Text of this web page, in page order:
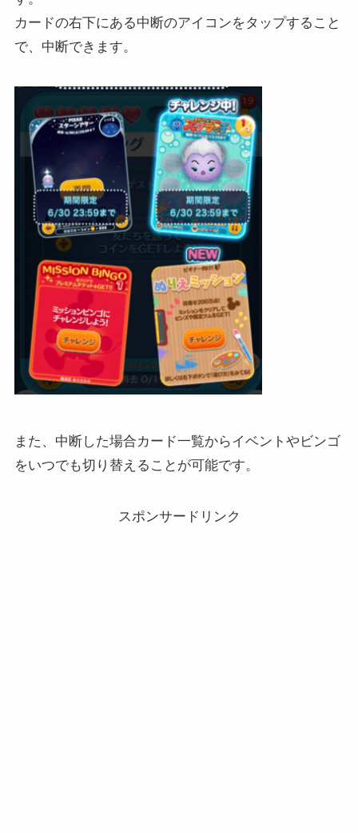
カードの右下にある中断のアイコンをタップすること
で、中断できます。
また、中断した場合カード一覧からイベントやビンゴ
をいつでも切り替えることが可能です。
スポンサードリンク